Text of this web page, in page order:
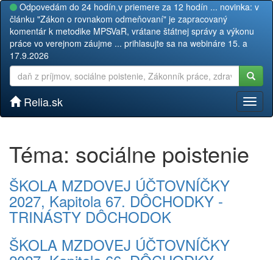
Odpovedám do 24 hodín,v priemere za 12 hodín ... novinka: v
článku "Zákon o rovnakom odmeňovaní" je zapracovaný
komentár k metodike MPSVaR, vrátane štátnej správy a výkonu
práce vo verejnom záujme ... prihlasujte sa na webináre 15. a
17.9.2026
Relia.sk
Téma: sociálne poistenie
ŠKOLA MZDOVEJ ÚČTOVNÍČKY
2027, Kapitola 67. DÔCHODKY -
TRINÁSTY DÔCHODOK
ŠKOLA MZDOVEJ ÚČTOVNÍČKY